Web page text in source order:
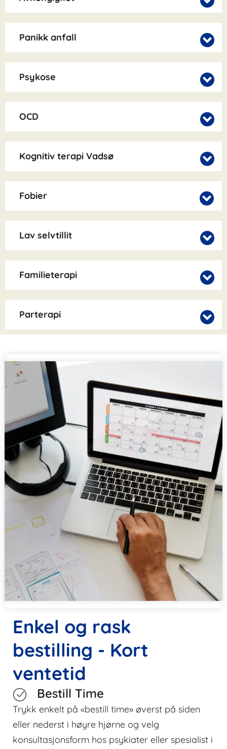
Panikk anfall
Psykose
OCD
Kognitiv terapi Vadsø
Fobier
Lav selvtillit
Familieterapi
Parterapi
Enkel og rask
bestilling - Kort
ventetid
Bestill Time
Trykk enkelt på «bestill time» øverst på siden
eller nederst i høyre hjørne og velg
konsultasjonsform hos psykiater eller spesialist i